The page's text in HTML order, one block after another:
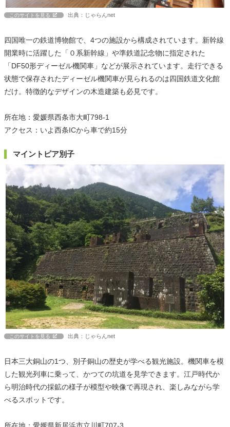
このサイトを見る 出典：じゃらんnet
四国唯一の鉄道博物館で、4つの施設から構成されています。新幹線
開業時に活躍した「０系新幹線」や準鉄道記念物に指定された
「DF50形ディーゼル機関車」などが展示されています。走行できる
状態で保存されたディーゼル機関車が見られるのは四国鉄道文化館
だけ。特徴的なデザインの木造建築も必見です。
所在地：愛媛県西条市大町798-1
アクセス：いよ西条ICから車で約15分
マイントピア別子
このサイトを見る 出典：じゃらんnet
日本三大銅山の1つ、別子銅山の歴史が学べる観光施設。機関車を模
した観光列車に乗って、かつての坑道を見学できます。江戸時代か
ら明治時代の採鉱の様子が模型や映像で再現され、楽しみながら学
べるスポットです。